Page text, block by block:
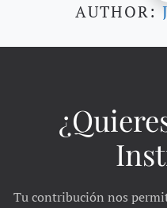
AUTHOR:
Tu contribución nos